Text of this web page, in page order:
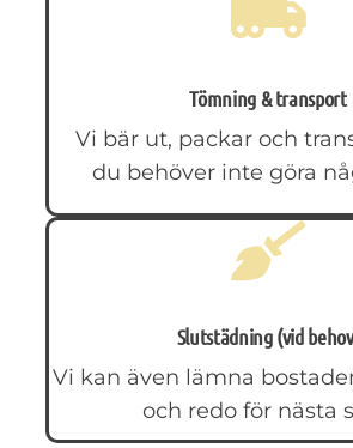
Tömning & transport
Vi bär ut, packar och
du behöver inte göra
Slutstädning (vid
Vi kan även lämna
och redo för nästa